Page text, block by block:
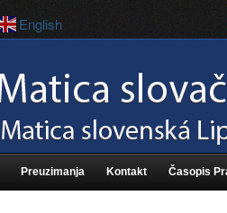
Preuzimanja Kontakt Časopis
English